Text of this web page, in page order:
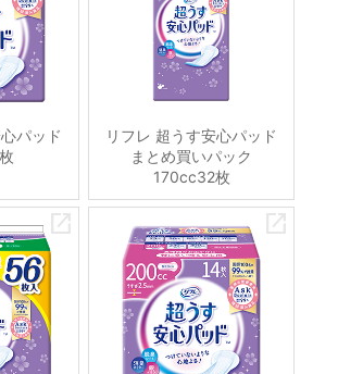
パッド
リフレ 超うす安心パッド
まとめ買いパック
170cc32枚